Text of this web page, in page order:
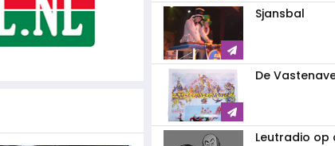
Sjansbal
De
Leutradio op